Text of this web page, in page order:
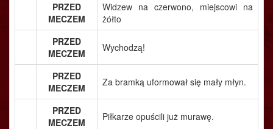
PRZED
MECZEM
Widzew na czerwono, miejscowi na
żółto
PRZED
MECZEM
Wychodzą!
PRZED
MECZEM
Za bramką uformował się mały młyn.
PRZED
MECZEM
Piłkarze opuścili już murawę.